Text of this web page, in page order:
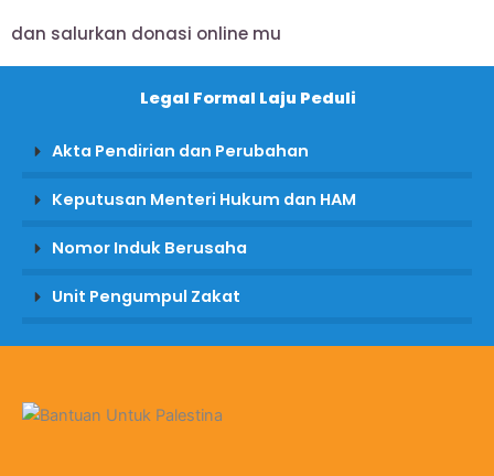
dan salurkan donasi online mu
Legal Formal Laju Peduli
Akta Pendirian dan Perubahan
Keputusan Menteri Hukum dan HAM
Nomor Induk Berusaha
Unit Pengumpul Zakat